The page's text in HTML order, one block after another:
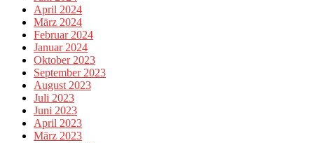
April 2024
März 2024
Februar 2024
Januar 2024
Oktober 2023
September 2023
August 2023
Juli 2023
Juni 2023
April 2023
März 2023